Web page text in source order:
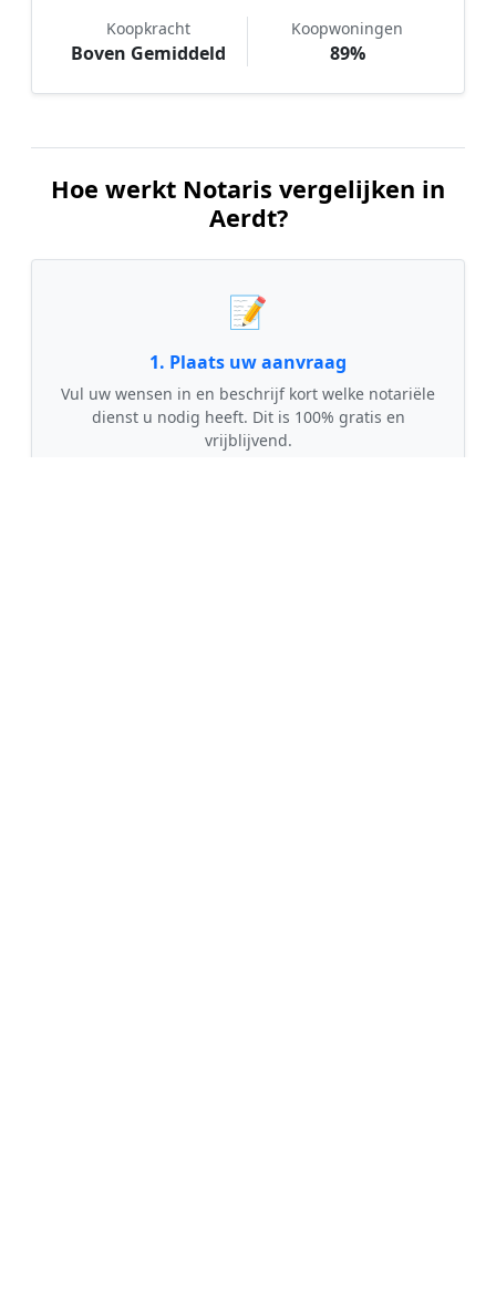
Koopkracht
Boven Gemiddeld
Koopwoningen
89%
Hoe werkt Notaris vergelijken in
Aerdt?
📝
1. Plaats uw aanvraag
Vul uw wensen in en beschrijf kort welke notariële
dienst u nodig heeft. Dit is 100% gratis en
vrijblijvend.